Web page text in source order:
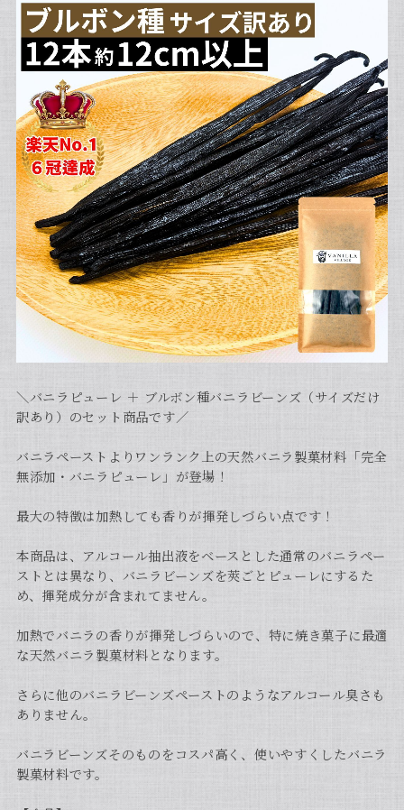
＼バニラピューレ ＋ ブルボン種バニラビーンズ（サイズだけ
訳あり）のセット商品です／
バニラペーストよりワンランク上の天然バニラ製菓材料「完全
無添加・バニラピューレ」が登場！
最大の特徴は加熱しても香りが揮発しづらい点です！
本商品は、アルコール抽出液をベースとした通常のバニラペー
ストとは異なり、バニラビーンズを莢ごとピューレにするた
め、揮発成分が含まれてません。
加熱でバニラの香りが揮発しづらいので、特に焼き菓子に最適
な天然バニラ製菓材料となります。
さらに他のバニラビーンズペーストのようなアルコール臭さも
ありません。
バニラビーンズそのものをコスパ高く、使いやすくしたバニラ
製菓材料です。